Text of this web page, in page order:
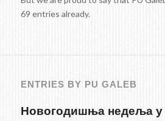
69 entries already.
ENTRIES BY PU GALEB
Новогодишња недеља у